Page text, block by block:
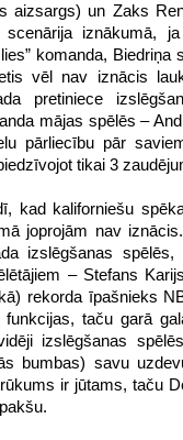
aizsargs) un Zaks
iznākumā, ja
komanda, Biedriņa
vēl nav iznācis
pretiniece
mājas spēlēs –
pārliecību pār
tikai 3
kad kaliforniešu
joprojām nav
izslēgšanas spēlēs,
– Stefans
rekorda īpašnieks
taču garā
izslēgšanas
bumbas) savu
ir jūtams, taču